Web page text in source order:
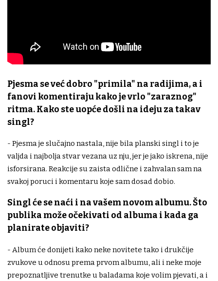
Pjesma se već dobro "primila" na radijima, a i
fanovi komentiraju kako je vrlo "zaraznog"
ritma. Kako ste uopće došli na ideju za takav
singl?
- Pjesma je slučajno nastala, nije bila planski singl i to je
valjda i najbolja stvar vezana uz nju, jer je jako iskrena, nije
isforsirana. Reakcije su zaista odlične i zahvalan sam na
svakoj poruci i komentaru koje sam dosad dobio.
Singl će se naći i na vašem novom albumu. Što
publika može očekivati od albuma i kada ga
planirate objaviti?
- Album će donijeti kako neke novitete tako i drukčije
zvukove u odnosu prema prvom albumu, ali i neke moje
prepoznatljive trenutke u baladama koje volim pjevati, a i